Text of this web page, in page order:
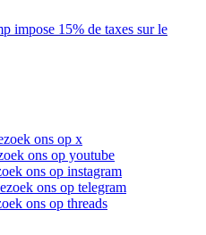
impose 15% de taxes sur le
ons op x
ons op youtube
ons op instagram
ons op telegram
ons op threads